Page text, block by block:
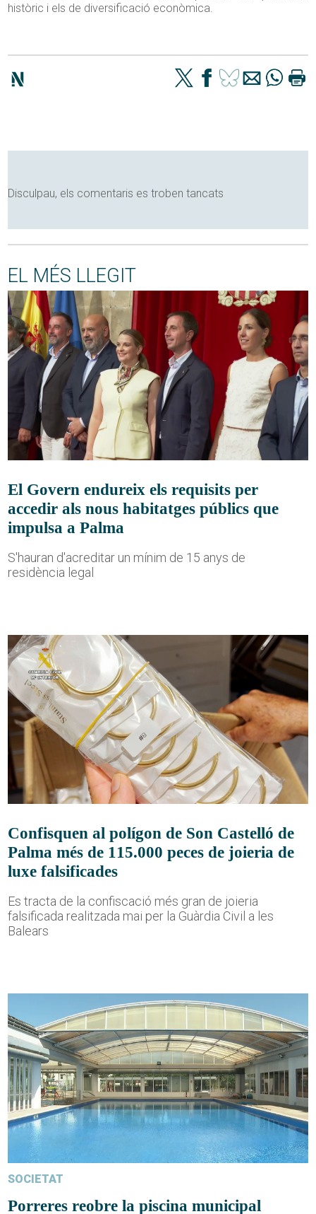
històric i els de diversificació econòmica.
Disculpau, els comentaris es troben tancats
EL MÉS LLEGIT
El Govern endureix els requisits per
accedir als nous habitatges públics que
impulsa a Palma
S'hauran d'acreditar un mínim de 15 anys de
residència legal
Confisquen al polígon de Son Castelló de
Palma més de 115.000 peces de joieria de
luxe falsificades
Es tracta de la confiscació més gran de joieria
falsificada realitzada mai per la Guàrdia Civil a les
Balears
SOCIETAT
Porreres reobre la piscina municipal